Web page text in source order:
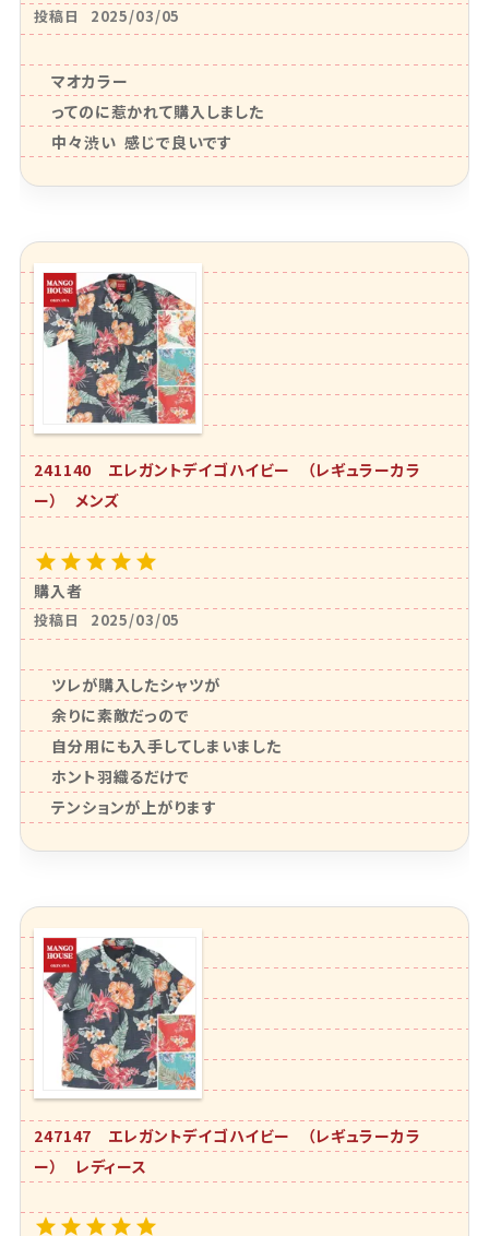
投稿日 2025/03/05
マオカラー
ってのに惹かれて購入しました
中々渋い  感じで良いです
241140 エレガントデイゴハイビー （レギュラーカラ
ー） メンズ
購入者
投稿日 2025/03/05
ツレが購入したシャツが
余りに素敵だっので
自分用にも入手してしまいました
ホント羽織るだけで
テンションが上がります
247147 エレガントデイゴハイビー （レギュラーカラ
ー） レディース